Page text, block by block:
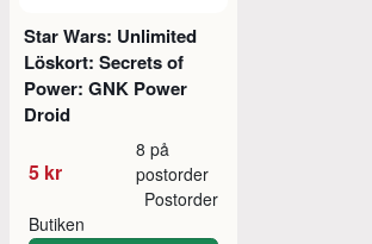
Star Wars: Unlimited
Löskort: Secrets of
Power: GNK Power
Droid
5 kr
8 på
postorder
Butiken
Postorder